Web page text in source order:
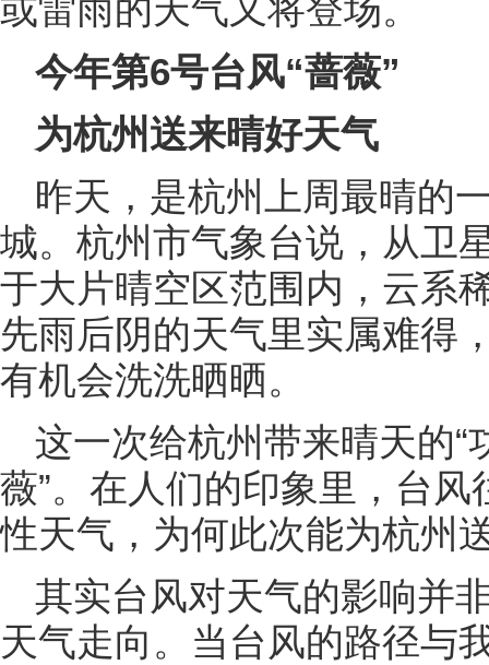
或雷雨的天气又将登场。
今年第6号台风“蔷薇”
为杭州送来晴好天气
昨天，是杭州上周最晴的
城。杭州市气象台说，从卫
于大片晴空区范围内，云系
先雨后阴的天气里实属难得
有机会洗洗晒晒。
这一次给杭州带来晴天的“
薇”。在人们的印象里，台
性天气，为何此次能为杭州
其实台风对天气的影响并
天气走向。当台风的路径与